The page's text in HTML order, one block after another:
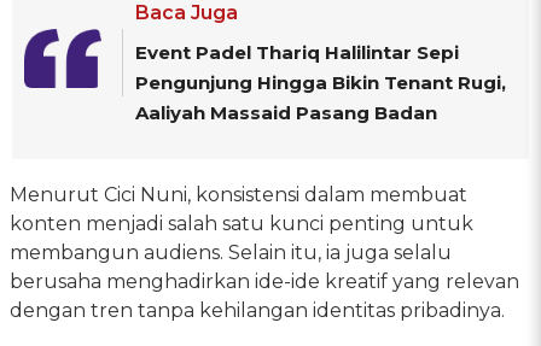
Baca Juga
Event Padel Thariq Halilintar Sepi
Pengunjung Hingga Bikin Tenant Rugi,
Aaliyah Massaid Pasang Badan
Menurut Cici Nuni, konsistensi dalam membuat
konten menjadi salah satu kunci penting untuk
membangun audiens. Selain itu, ia juga selalu
berusaha menghadirkan ide-ide kreatif yang relevan
dengan tren tanpa kehilangan identitas pribadinya.